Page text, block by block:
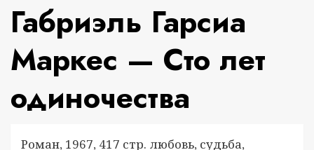
Габриэль Гарсиа
Маркес — Сто лет
одиночества
Роман, 1967, 417 стр. любовь, судьба,